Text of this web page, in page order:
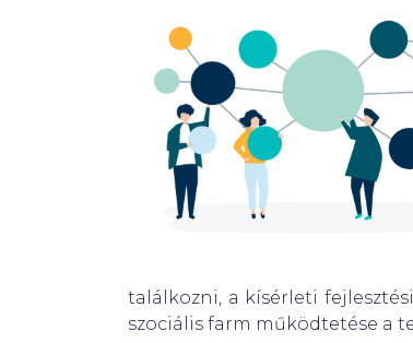
találkozni, a kísérleti
szociális farm működtetése a